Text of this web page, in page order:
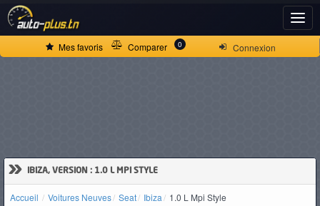
Connexion
Mes favoris Comparer 0
» IBIZA, VERSION : 1.0 L MPI STYLE
Accueil Voitures Neuves Seat Ibiza 1.0 L Mpi Style
ACCUEIL